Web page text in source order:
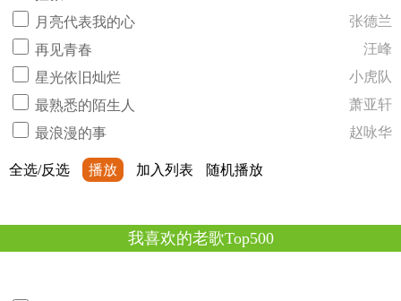
月亮代表我的心
张德兰
再见青春
汪峰
星光依旧灿烂
小虎队
最熟悉的陌生人
萧亚轩
最浪漫的事
赵咏华
全选/反选 播放 加入列表 随机播放
我喜欢的老歌Top500